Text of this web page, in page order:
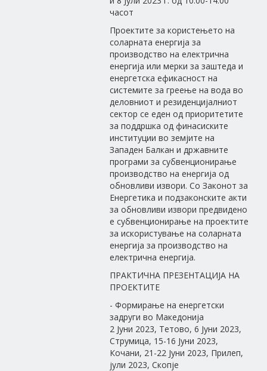
часот
Проектите за користењето на
соларната енергија за
производство на електрична
енергија или мерки за заштеда и
енергетска ефикасност на
системите за греење на вода во
деловниот и резиденцијалниот
сектор се еден од приоритетите
за поддршка од финасиските
институции во земјите на
Западен Балкан и државните
програми за субвенционирање
производство на енергија од
обновливи извори. Со Законот за
Енергетика и подзаконските акти
за обновливи извори предвидено
е субвенционирање на проектите
за искористување на соларната
енергија за производство на
електрична енергија.
ПРАКТИЧНА ПРЕЗЕНТАЦИЈА НА
ПРОЕКТИТЕ
- Формирање на енергетски
задруги во Македонија
2 Јуни 2023, Тетово, 6 Јуни 2023,
Струмица, 15-16 Јуни 2023,
Кочани, 21-22 Јуни 2023, Прилеп,
јули 2023, Скопје